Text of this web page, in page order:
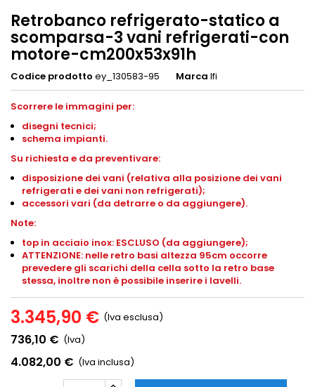
Retrobanco refrigerato-statico a
scomparsa-3 vani refrigerati-con
motore-cm200x53x91h
Codice prodotto ey_130583-95 Marca Ifi
Scorrere le immagini per:
disegni tecnici;
schema impianti.
Su richiesta e da preventivare:
disposizione dei vani (relativa alla posizione dei vani
refrigerati e dei vani non refrigerati);
accessori vari (da detrarre o da aggiungere).
Note:
top in acciaio inox: ESCLUSO (da aggiungere);
ATTENZIONE: nelle retro basi altezza 95cm occorre
prevedere gli scarichi della cella sotto la retro base
stessa, inoltre non è possibile inserire i lavelli.
3.345,90 € (Iva esclusa)
736,10 € (Iva)
4.082,00 € (Iva inclusa)